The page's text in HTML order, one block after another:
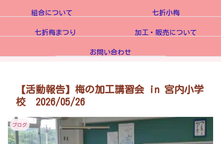
組合について 七折小梅
七折梅まつり 加工・販売について
お問い合わせ
【活動報告】梅の加工講習会 in 宮内小学
校 2026/05/26
ブログ